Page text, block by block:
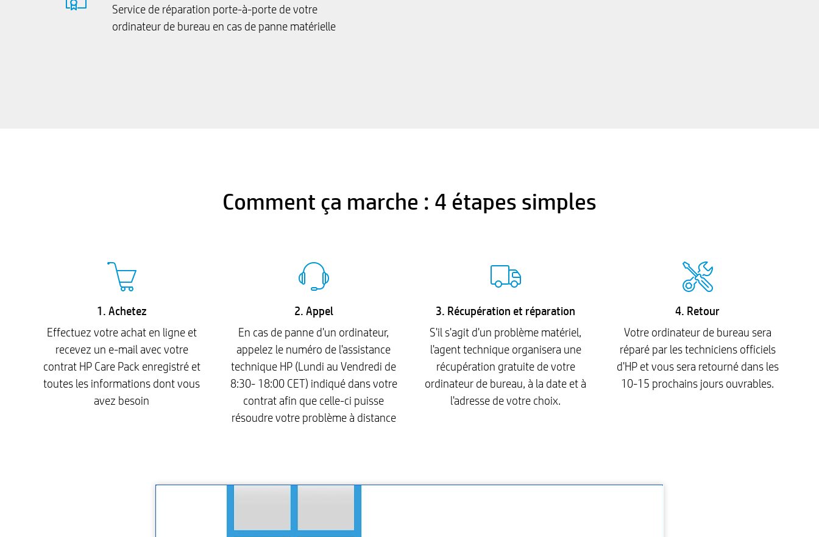
Service de réparation porte-à-porte de votre
ordinateur de bureau en cas de panne matérielle
Comment ça marche : 4 étapes simples
1. Achetez
Effectuez votre achat en ligne et
recevez un e-mail avec votre
contrat HP Care Pack enregistré et
toutes les informations dont vous
avez besoin
2. Appel
En cas de panne d'un ordinateur,
appelez le numéro de l'assistance
technique HP (Lundi au Vendredi de
8:30- 18:00 CET) indiqué dans votre
contrat afin que celle-ci puisse
résoudre votre problème à distance
3. Récupération et réparation
S'il s'agit d'un problème matériel,
l'agent technique organisera une
récupération gratuite de votre
ordinateur de bureau, à la date et à
l'adresse de votre choix.
4. Retour
Votre ordinateur de bureau sera
réparé par les techniciens officiels
d'HP et vous sera retourné dans les
10-15 prochains jours ouvrables.